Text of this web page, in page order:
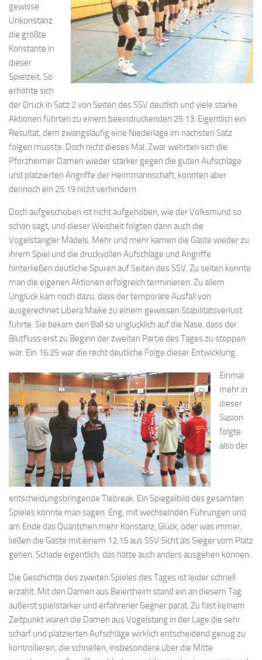
gewisse
Unkonstanz
die größte
Konstante in
dieser
Spielzeit. So
erhöhte sich
der Druck in Satz 2 von Seiten des SSV deutlich und viele starke
Aktionen führten zu einem beeindruckenden 25:13. Eigentlich ein
Resultat, dem zwangsläufig eine Niederlage im nächsten Satz
folgen musste. Doch nicht dieses Mal. Zwar wehrten sich die
Pforzheimer Damen wieder stärker gegen die guten Aufschläge
und platzierten Angriffe der Heimmannschaft, konnten aber
dennoch ein 25:19 nicht verhindern.
Doch aufgeschoben ist nicht aufgehoben, wie der Volksmund so
schön sagt, und dieser Weisheit folgten dann auch die
Vogelstängler Mädels. Mehr und mehr kamen die Gäste wieder zu
ihrem Spiel und die druckvollen Aufschläge und Angriffe
hinterließen deutliche Spuren auf Seiten des SSV. Zu selten konnte
man die eigenen Aktionen erfolgreich terminieren. Zu allem
Unglück kam noch dazu, dass der temporäre Ausfall von
ausgerechnet Libera Maike zu einem gewissen Stabilitätsverlust
führte. Sie bekam den Ball so unglücklich auf die Nase, dass der
Blutfluss erst zu Beginn der zweiten Partie des Tages zu stoppen
war. Ein 16:25 war die recht deutliche Folge dieser Entwicklung.
Einmal
mehr in
dieser
Sasion
folgte
also der
entscheidungsbringende Tiebreak. Ein Spiegelbild des gesamten
Spieles könnte man sagen. Eng, mit wechselnden Führungen und
am Ende das Quäntchen mehr Konstanz, Glück, oder was immer,
ließen die Gäste mit einem 12:15 aus SSV Sicht als Sieger vom Platz
gehen. Schade eigentlich, das hätte auch anders ausgehen können.
Die Geschichte des zweiten Spieles des Tages ist leider schnell
erzählt. Mit den Damen aus Beiertheim stand ein an diesem Tag
äußerst spielstarker und erfahrener Gegner parat. Zu fast keinem
Zeitpunkt waren die Damen aus Vogelstang in der Lage die sehr
scharf und platzierten Aufschläge wirklich entscheidend genug zu
kontrollieren, die schnellen, insbesondere über die Mitte